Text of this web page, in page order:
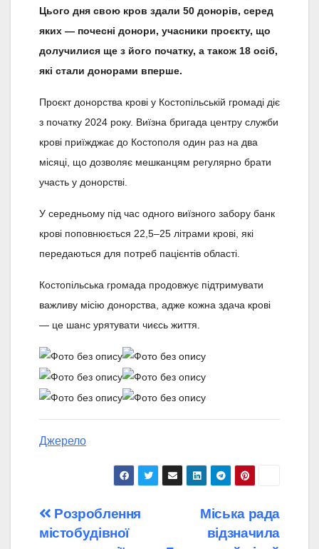
Цього дня свою кров здали 50 донорів, серед
яких — почесні донори, учасники проєкту, що
долучилися ще з його початку, а також 18 осіб,
які стали донорами вперше.
Проєкт донорства крові у Костопільській громаді діє
з початку 2024 року. Виїзна бригада центру служби
крові приїжджає до Костополя один раз на два
місяці, що дозволяє мешканцям регулярно брати
участь у донорстві.
У середньому під час одного виїзного забору банк
крові поповнюється 22,5–25 літрами крові, які
передаються для потреб пацієнтів області.
Костопільська громада продовжує підтримувати
важливу місію донорства, адже кожна здача крові
— це шанс урятувати чиєсь життя.
Джерело
Навігація
Міська рада
відзначила
Розроблення
містобудівної